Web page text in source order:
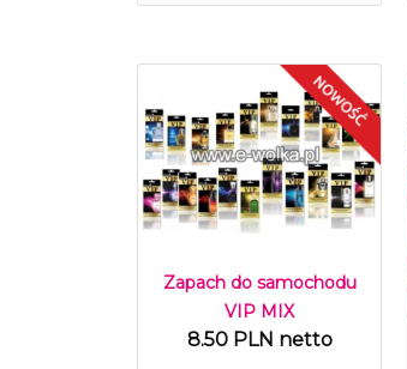
Zapach do samochodu
VIP MIX
8.50 PLN netto